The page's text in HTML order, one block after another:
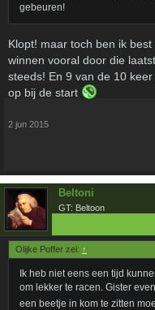
gebeuren!
Klopt! maar toch ben ik
winnen vooral door die
steeds! En 9 van de 10
op bij de start
2 jun 2015
Beltoni
GT: Beltoon
Olijke Poffer zei: ↑
Ik heb niet eens een tijd
om lekker te racen. Gister
een beetje in kom te zitten